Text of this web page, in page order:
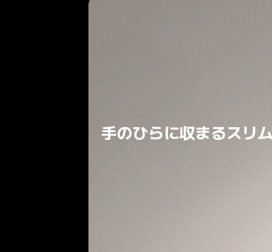
手のひらに収まるスリ